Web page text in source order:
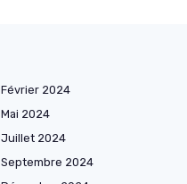
Février 2024
Mai 2024
Juillet 2024
Septembre 2024